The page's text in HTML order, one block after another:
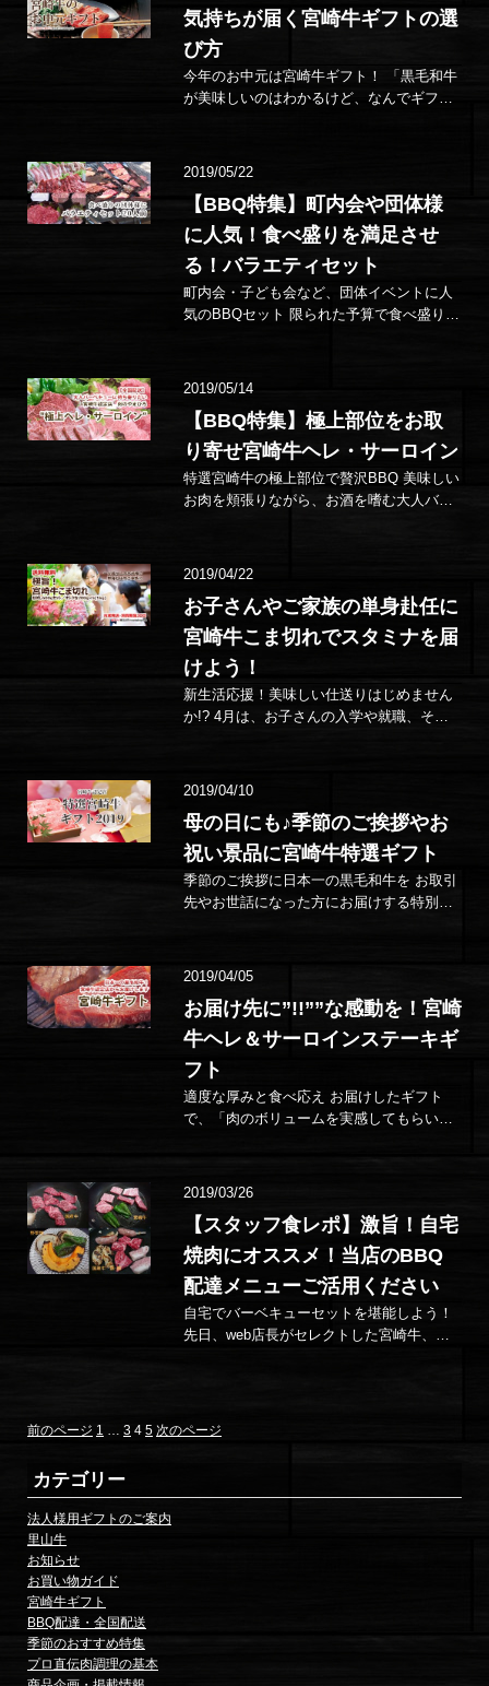
気持ちが届く宮崎牛ギフトの選
び方
今年のお中元は宮崎牛ギフト！ 「黒毛和牛
が美味しいのはわかるけど、なんでギフト
2019/05/22
【BBQ特集】町内会や団体様
に人気！食べ盛りを満足させ
る！バラエティセット
町内会・子ども会など、団体イベントに人
気のBBQセット 限られた予算で食べ盛りの
2019/05/14
【BBQ特集】極上部位をお取
り寄せ宮崎牛ヘレ・サーロイン
特選宮崎牛の極上部位で贅沢BBQ 美味しい
お肉を頬張りながら、お酒を嗜む大人バー
2019/04/22
お子さんやご家族の単身赴任に
宮崎牛こま切れでスタミナを届
けよう！
新生活応援！美味しい仕送りはじめません
か!? 4月は、お子さんの入学や就職、そし
2019/04/10
母の日にも♪季節のご挨拶やお
祝い景品に宮崎牛特選ギフト
季節のご挨拶に日本一の黒毛和牛を お取引
先やお世話になった方にお届けする特別な
2019/04/05
お届け先に”!!””な感動を！宮崎
牛ヘレ＆サーロインステーキギ
フト
適度な厚みと食べ応え お届けしたギフト
で、「肉のボリュームを実感してもらいた
2019/03/26
【スタッフ食レポ】激旨！自宅
焼肉にオススメ！当店のBBQ
配達メニューご活用ください
自宅でバーベキューセットを堪能しよう！
先日、web店長がセレクトした宮崎牛、国
投
稿
の
ペ
ー
ジ
送
前のページ 固
ペ
ー
ジ
1 … 固
ジ
3 固
ジ
4 固
ジ
5 次のページ
カテゴリー
法人様用ギフトのご案内
里山牛
お知らせ
お買い物ガイド
宮崎牛ギフト
BBQ配達・全国配送
季節のおすすめ特集
プロ直伝肉調理の基本